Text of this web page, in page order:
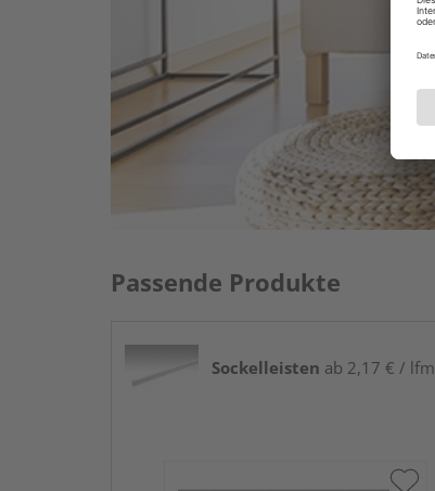
Passende Produkte
Sockelleisten ab 2,17 € / lfm